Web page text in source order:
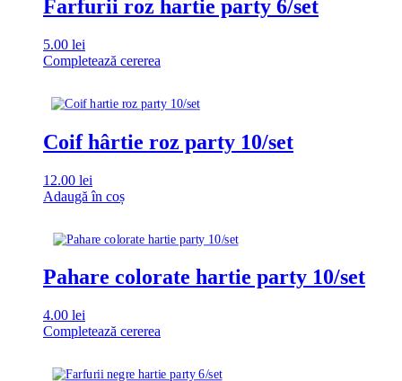
Farfurii roz hartie party 6/set
5.00 lei
Completează cererea
Coif hârtie roz party 10/set
12.00 lei
Adaugă în coș
Pahare colorate hartie party 10/set
4.00 lei
Completează cererea